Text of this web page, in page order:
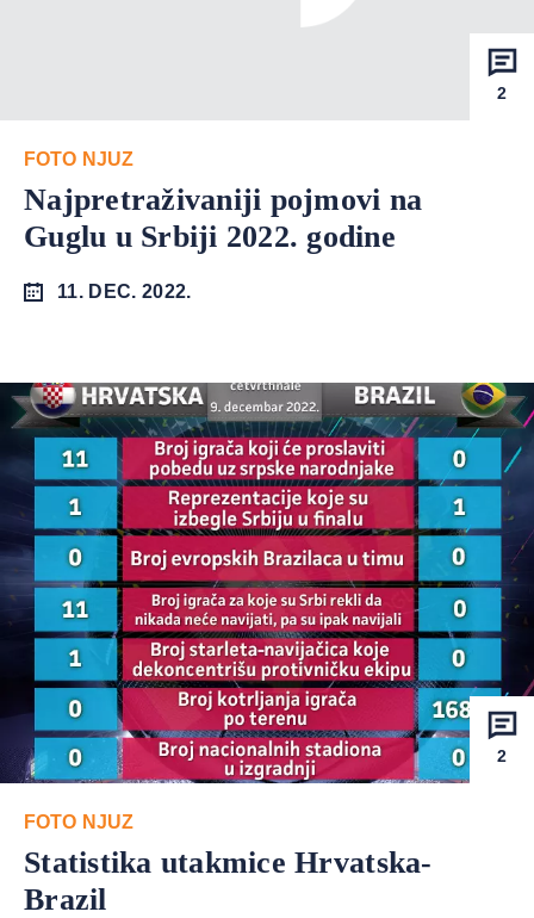
2
FOTO NJUZ
Najpretraživaniji pojmovi na
Guglu u Srbiji 2022. godine
11. DEC. 2022.
2
FOTO NJUZ
Statistika utakmice Hrvatska-
Brazil